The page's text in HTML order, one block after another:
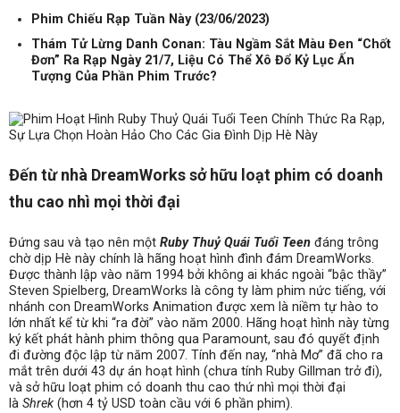
Phim Chiếu Rạp Tuần Này (23/06/2023)
Thám Tử Lừng Danh Conan: Tàu Ngầm Sắt Màu Đen “Chốt
Đơn” Ra Rạp Ngày 21/7, Liệu Có Thể Xô Đổ Kỷ Lục Ấn
Tượng Của Phần Phim Trước?
Đến từ nhà DreamWorks sở hữu loạt phim có doanh
thu cao nhì mọi thời đại
Đứng sau và tạo nên một Ruby Thuỷ Quái Tuổi Teen đáng trông
chờ dịp Hè này chính là hãng hoạt hình đình đám DreamWorks.
Được thành lập vào năm 1994 bởi không ai khác ngoài “bậc thầy”
Steven Spielberg, DreamWorks là công ty làm phim nức tiếng, với
nhánh con DreamWorks Animation được xem là niềm tự hào to
lớn nhất kể từ khi “ra đời” vào năm 2000. Hãng hoạt hình này từng
ký kết phát hành phim thông qua Paramount, sau đó quyết định
đi đường độc lập từ năm 2007. Tính đến nay, “nhà Mơ” đã cho ra
mắt trên dưới 43 dự án hoạt hình (chưa tính Ruby Gillman trở đi),
và sở hữu loạt phim có doanh thu cao thứ nhì mọi thời đại
là Shrek (hơn 4 tỷ USD toàn cầu với 6 phần phim).